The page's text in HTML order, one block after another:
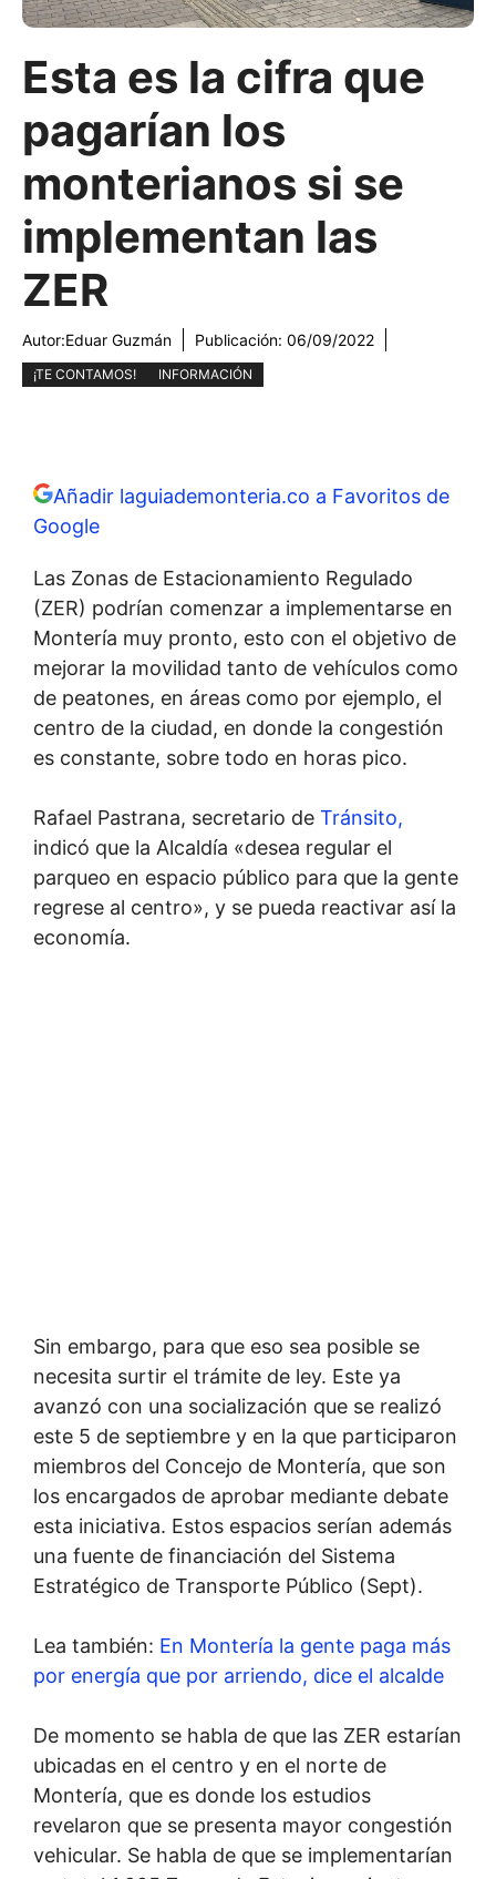
Esta es la cifra que
pagarían los
monterianos si se
implementan las
ZER
Autor:Eduar Guzmán Publicación: 06/09/2022
¡TE CONTAMOS! INFORMACIÓN
Añadir laguiademonteria.co a Favoritos de
Google
Las Zonas de Estacionamiento Regulado
(ZER) podrían comenzar a implementarse en
Montería muy pronto, esto con el objetivo de
mejorar la movilidad tanto de vehículos como
de peatones, en áreas como por ejemplo, el
centro de la ciudad, en donde la congestión
es constante, sobre todo en horas pico.
Rafael Pastrana, secretario de Tránsito,
indicó que la Alcaldía «desea regular el
parqueo en espacio público para que la gente
regrese al centro», y se pueda reactivar así la
economía.
Sin embargo, para que eso sea posible se
necesita surtir el trámite de ley. Este ya
avanzó con una socialización que se realizó
este 5 de septiembre y en la que participaron
miembros del Concejo de Montería, que son
los encargados de aprobar mediante debate
esta iniciativa. Estos espacios serían además
una fuente de financiación del Sistema
Estratégico de Transporte Público (Sept).
Lea también: En Montería la gente paga más
por energía que por arriendo, dice el alcalde
De momento se habla de que las ZER estarían
ubicadas en el centro y en el norte de
Montería, que es donde los estudios
revelaron que se presenta mayor congestión
vehicular. Se habla de que se implementarían